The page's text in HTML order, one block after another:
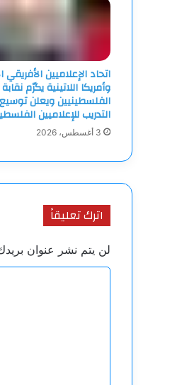
اتحاد الإعلاميين
وأمريكا اللاتينية يكرّم
الفلسطينيين ويعلن
التدريب للإعلاميين
3 أغسطس، 2026
اترك تعليقاً
لن يتم نشر عنوان